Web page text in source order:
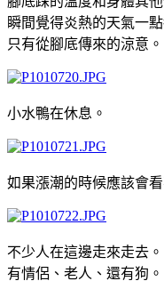
瞬間覺得炎熱的天氣一點
只有從腳底傳來的涼意。
小水鴨在休息。
如果漲潮的時候應該會
不少人在這邊走來走去。
有情侶、老人、還有狗。